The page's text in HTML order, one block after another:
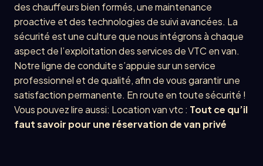
des chauffeurs bien formés, une maintenance
proactive et des technologies de suivi avancées. La
sécurité est une culture que nous intégrons à chaque
aspect de l’exploitation des services de VTC en van.
Notre ligne de conduite s’appuie sur un service
professionnel et de qualité, afin de vous garantir une
satisfaction permanente. En route en toute sécurité !
Vous pouvez lire aussi: Location van vtc : Tout ce qu’il
faut savoir pour une réservation de van privé